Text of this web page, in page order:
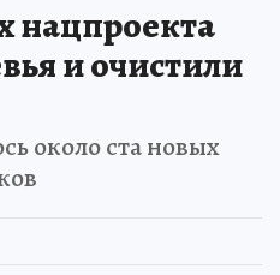
нацпроекта
и очистили
около ста новых